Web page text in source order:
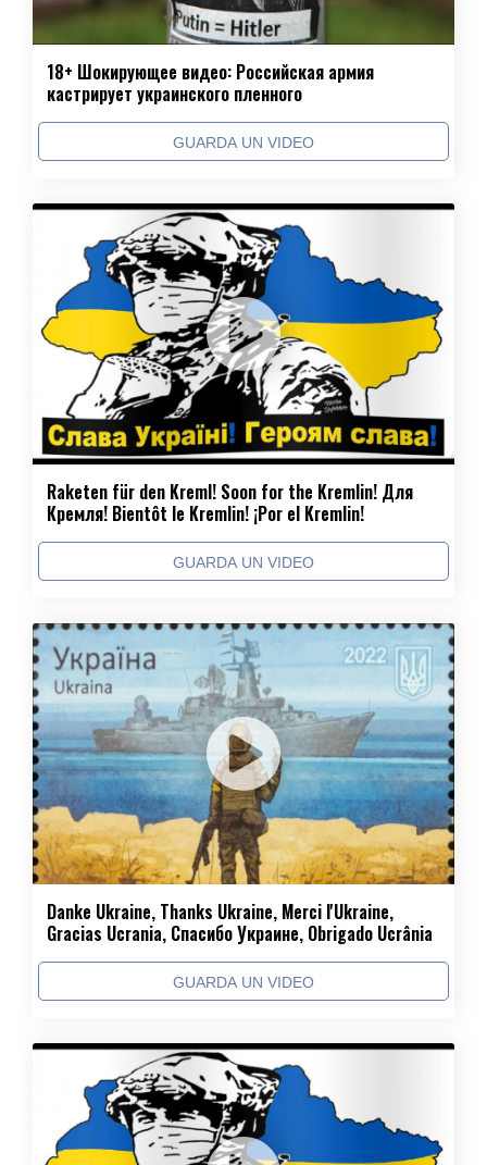
18+ Шокирующее видео: Российская армия
кастрирует украинского пленного
GUARDA UN VIDEO
Raketen für den Kreml! Soon for the Kremlin! Для
Кремля! Bientôt le Kremlin! ¡Por el Kremlin!
GUARDA UN VIDEO
Danke Ukraine, Thanks Ukraine, Merci l'Ukraine,
Gracias Ucrania, Спасибо Украине, Obrigado Ucrânia
GUARDA UN VIDEO